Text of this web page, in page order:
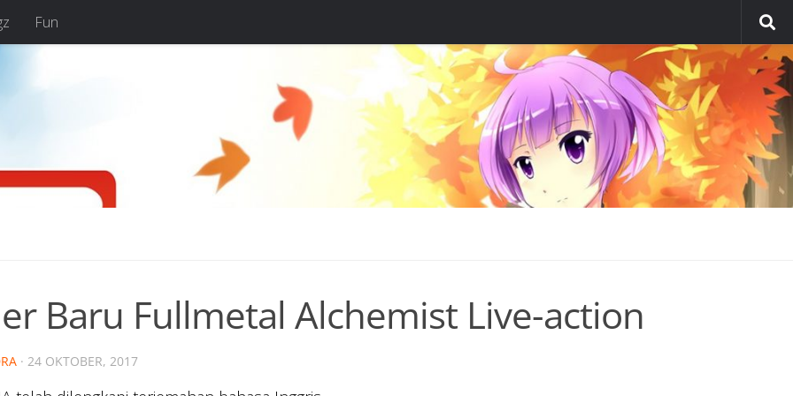
Fun
Baru Fullmetal Alchemist Live-action
· 24 OKTOBER, 2017